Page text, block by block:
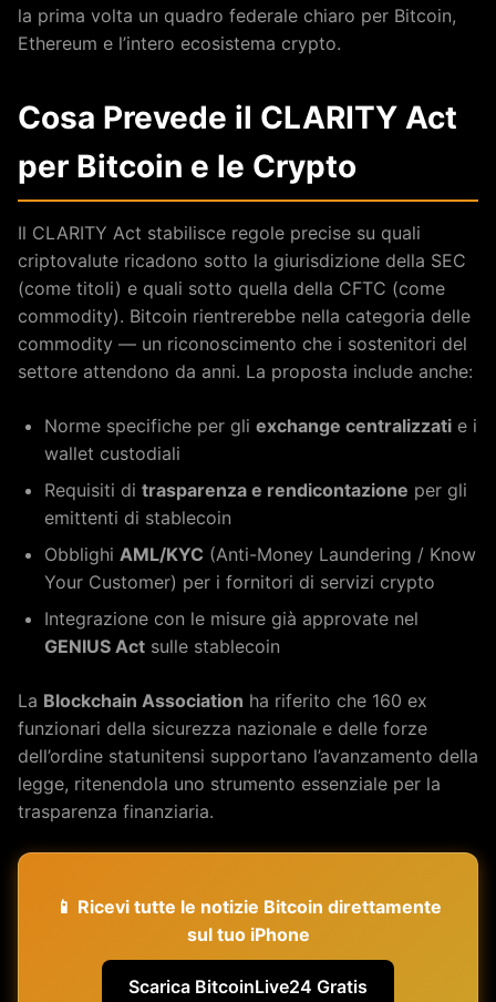
la prima volta un quadro federale chiaro per Bitcoin,
Ethereum e l’intero ecosistema crypto.
Cosa Prevede il CLARITY Act
per Bitcoin e le Crypto
Il CLARITY Act stabilisce regole precise su quali
criptovalute ricadono sotto la giurisdizione della SEC
(come titoli) e quali sotto quella della CFTC (come
commodity). Bitcoin rientrerebbe nella categoria delle
commodity — un riconoscimento che i sostenitori del
settore attendono da anni. La proposta include anche:
Norme specifiche per gli exchange centralizzati e i
wallet custodiali
Requisiti di trasparenza e rendicontazione per gli
emittenti di stablecoin
Obblighi AML/KYC (Anti-Money Laundering / Know
Your Customer) per i fornitori di servizi crypto
Integrazione con le misure già approvate nel
GENIUS Act sulle stablecoin
La Blockchain Association ha riferito che 160 ex
funzionari della sicurezza nazionale e delle forze
dell’ordine statunitensi supportano l’avanzamento della
legge, ritenendola uno strumento essenziale per la
trasparenza finanziaria.
📱 Ricevi tutte le notizie Bitcoin direttamente
sul tuo iPhone
Scarica BitcoinLive24 Gratis